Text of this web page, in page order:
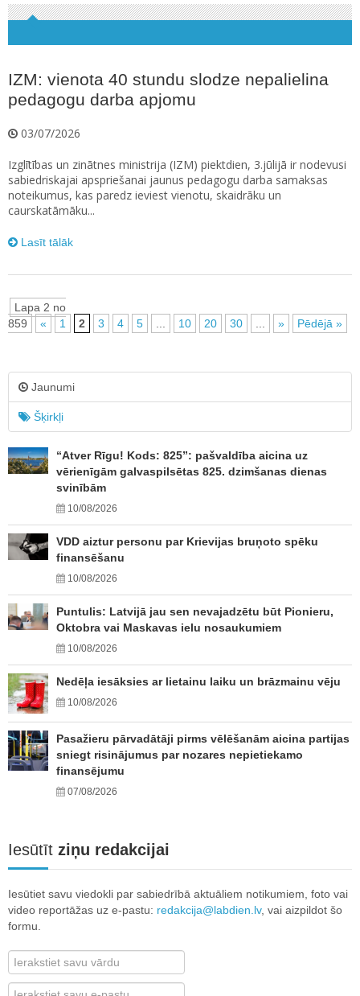
IZM: vienota 40 stundu slodze nepalielina
pedagogu darba apjomu
03/07/2026
Izglītības un zinātnes ministrija (IZM) piektdien, 3.jūlijā ir nodevusi
sabiedriskajai apspriešanai jaunus pedagogu darba samaksas
noteikumus, kas paredz ieviest vienotu, skaidrāku un
caurskatāmāku...
Lasīt tālāk
Lapa 2 no
859
« 1 2 3 4 5 10 20 30 » Pēdējā »
Jaunumi
Šķirkļi
“Atver Rīgu! Kods: 825”: pašvaldība aicina uz
vērienīgām galvaspilsētas 825. dzimšanas dienas
svinībām
10/08/2026
VDD aiztur personu par Krievijas bruņoto spēku
finansēšanu
10/08/2026
Puntulis: Latvijā jau sen nevajadzētu būt Pionieru,
Oktobra vai Maskavas ielu nosaukumiem
10/08/2026
Nedēļa iesāksies ar lietainu laiku un brāzmainu vēju
10/08/2026
Pasažieru pārvadātāji pirms vēlēšanām aicina partijas
sniegt risinājumus par nozares nepietiekamo
finansējumu
07/08/2026
Iesūtīt ziņu redakcijai
Iesūtiet savu viedokli par sabiedrībā aktuāliem notikumiem, foto vai
video reportāžas uz e-pastu: redakcija@labdien.lv, vai aizpildot šo
formu.